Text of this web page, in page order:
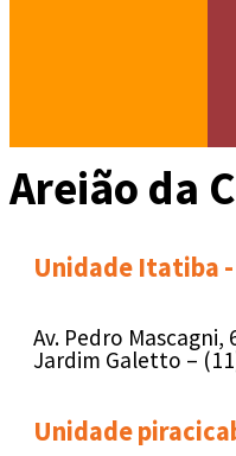
Areião da
Unidade Itatiba -
Av. Pedro Mascagni,
Jardim Galetto –
Unidade